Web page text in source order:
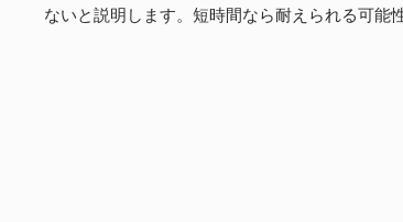
ないと説明します。短時間なら耐えられる可能